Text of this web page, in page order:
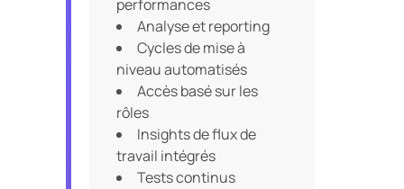
performances
Analyse et reporting
Cycles de mise à
niveau automatisés
Accès basé sur les
rôles
Insights de flux de
travail intégrés
Tests continus